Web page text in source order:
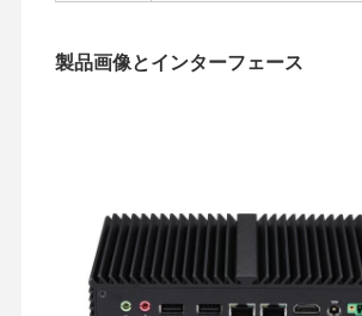
製品画像とインターフェース